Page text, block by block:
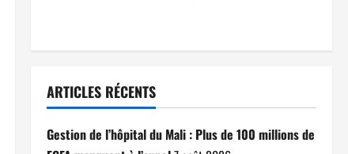
ARTICLES RÉCENTS
Gestion de l’hôpital du Mali : Plus de 100 millions de